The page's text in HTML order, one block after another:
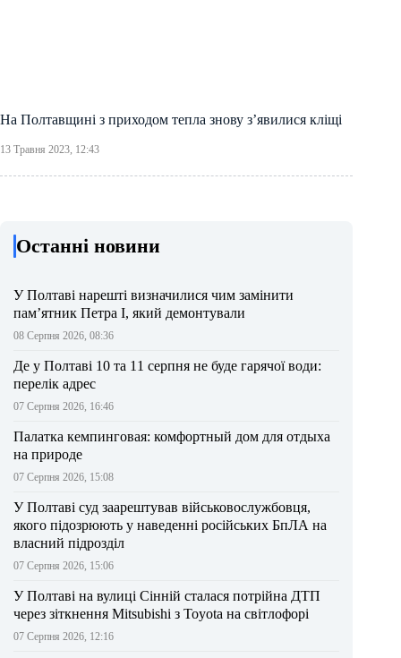
На Полтавщині з приходом тепла знову з’явилися кліщі
13 Травня 2023, 12:43
Останні новини
У Полтаві нарешті визначилися чим замінити
пам’ятник Петра І, який демонтували
08 Серпня 2026, 08:36
Де у Полтаві 10 та 11 серпня не буде гарячої води:
перелік адрес
07 Серпня 2026, 16:46
Палатка кемпинговая: комфортный дом для отдыха
на природе
07 Серпня 2026, 15:08
У Полтаві суд заарештував військовослужбовця,
якого підозрюють у наведенні російських БпЛА на
власний підрозділ
07 Серпня 2026, 15:06
У Полтаві на вулиці Сінній сталася потрійна ДТП
через зіткнення Mitsubishi з Toyota на світлофорі
07 Серпня 2026, 12:16